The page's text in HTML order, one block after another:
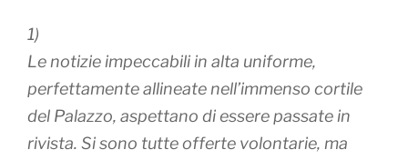
1)
Le notizie impeccabili in alta uniforme,
perfettamente allineate nell’immenso cortile
del Palazzo, aspettano di essere passate in
rivista. Si sono tutte offerte volontarie, ma